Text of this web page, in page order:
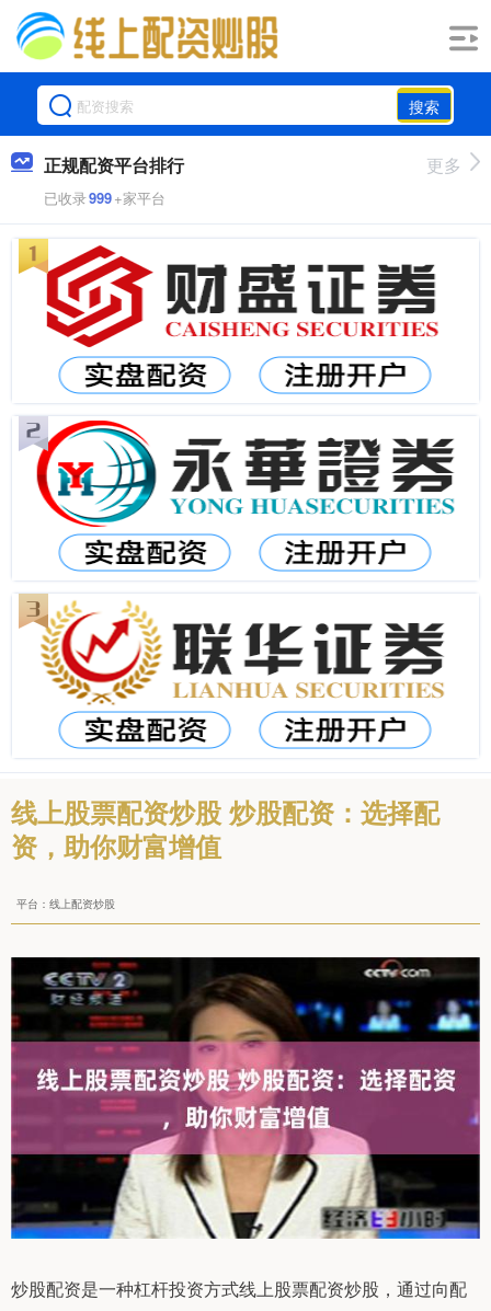
搜索
正规配资平台排行
已收录999+家平台
更多
线上股票配资炒股 炒股配资：选择配
资，助你财富增值
平台：线上配资炒股
炒股配资是一种杠杆投资方式线上股票配资炒股，通过向配